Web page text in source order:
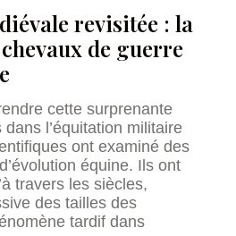
revisitée : la
de guerre
cette surprenante
l’équitation militaire
ont examiné des
équine. Ils ont
travers les siècles,
des tailles des
tardif dans